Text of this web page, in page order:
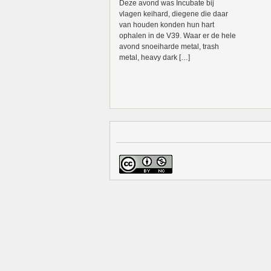
Deze avond was Incubate bij
vlagen keihard, diegene die daar
van houden konden hun hart
ophalen in de V39. Waar er de hele
avond snoeiharde metal, trash
metal, heavy dark […]